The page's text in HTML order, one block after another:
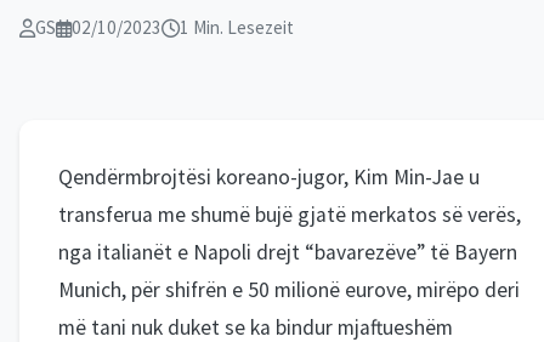
GS 02/10/2023 1 Min. Lesezeit
Qendërmbrojtësi koreano-jugor, Kim Min-Jae u
transferua me shumë bujë gjatë merkatos së verës,
nga italianët e Napoli drejt “bavarezëve” të Bayern
Munich, për shifrën e 50 milionë eurove, mirëpo deri
më tani nuk duket se ka bindur mjaftueshëm